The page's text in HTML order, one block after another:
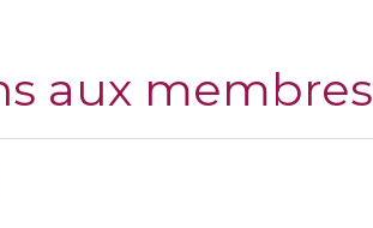
aux membres